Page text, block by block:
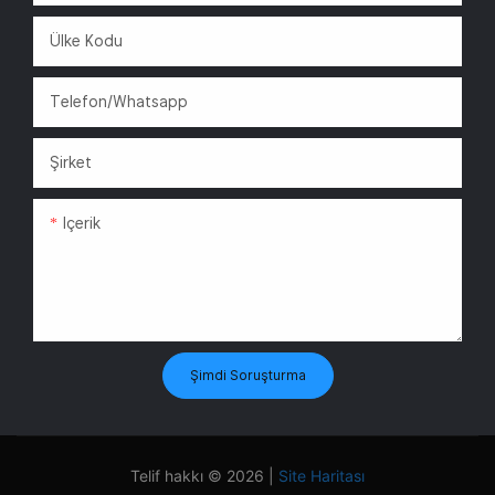
otomatik kiosklar
önemli ölçüde azaldı.
Ülke Kodu
Telefon/whatsapp
Şirket
Içerik
Şimdi Soruşturma
Telif hakkı © 2026 | Site Haritası